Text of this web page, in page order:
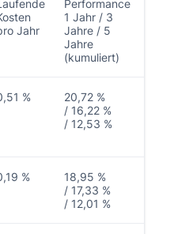
Jahr
Performance
1 Jahr / 3
Jahre / 5
Jahre
(kumuliert)
%
20,72 %
/ 16,22 %
/ 12,53 %
%
18,95 %
/ 17,33 %
/ 12,01 %